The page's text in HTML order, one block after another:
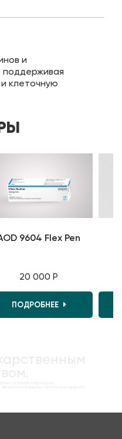
и
поддерживая
клеточную
9604 Flex Pen
20 000 Р
ПОДРОБНЕЕ